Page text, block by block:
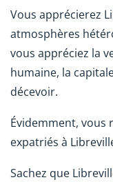
Vous apprécierez
atmosphères
vous appréciez la
humaine, la
décevoir.
Évidemment,
expatriés à
Sachez que